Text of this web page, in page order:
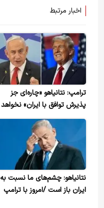
اخبار مرتبط
ترامپ: نتانیاهو «چاره‌ای جز
پذیرش توافق با ایران» نخواهد
داشت
نتانیاهو: چشم‌های ما نسبت به
ایران باز است /امروز با ترامپ